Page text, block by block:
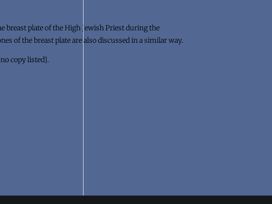
breast plate of the High Jewish Priest during the
of the breast plate are also discussed in a similar way.
copy listed].